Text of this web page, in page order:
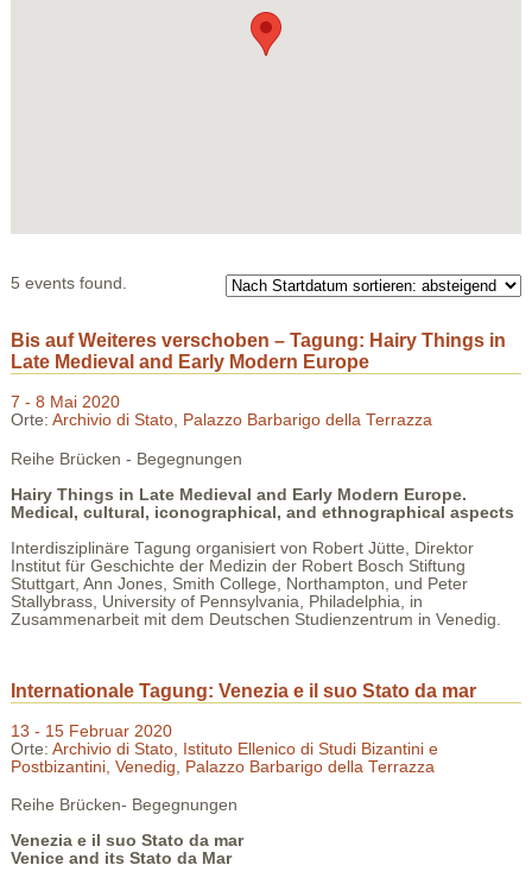
5 events found.
Bis auf Weiteres verschoben – Tagung: Hairy Things in
Late Medieval and Early Modern Europe
7 - 8 Mai 2020
Orte: Archivio di Stato, Palazzo Barbarigo della Terrazza
Reihe Brücken - Begegnungen
Hairy Things in Late Medieval and Early Modern Europe.
Medical, cultural, iconographical, and ethnographical aspects
Interdisziplinäre Tagung organisiert von Robert Jütte, Direktor
Institut für Geschichte der Medizin der Robert Bosch Stiftung
Stuttgart, Ann Jones, Smith College, Northampton, und Peter
Stallybrass, University of Pennsylvania, Philadelphia, in
Zusammenarbeit mit dem Deutschen Studienzentrum in Venedig.
Internationale Tagung: Venezia e il suo Stato da mar
13 - 15 Februar 2020
Orte: Archivio di Stato, Istituto Ellenico di Studi Bizantini e
Postbizantini, Venedig
Palazzo Barbarigo della Terrazza
Reihe Brücken- Begegnungen
Venezia e il suo Stato da mar
Venice and its Stato da Mar